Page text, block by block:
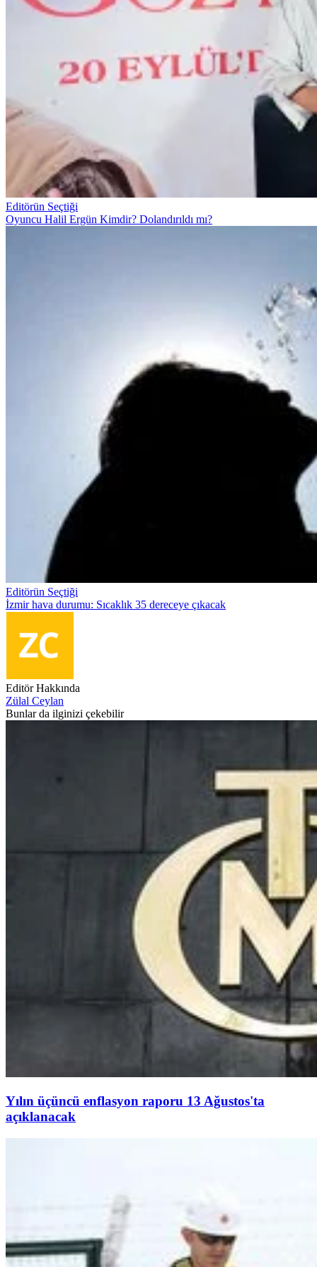
Editörün Seçtiği
Oyuncu Halil Ergün Kimdir? Dolandırıldı mı?
Editörün Seçtiği
İzmir hava durumu: Sıcaklık 35 dereceye çıkacak
Editör Hakkında
Zülal Ceylan
Bunlar da ilginizi çekebilir
Yılın üçüncü enflasyon raporu 13 Ağustos'ta
açıklanacak